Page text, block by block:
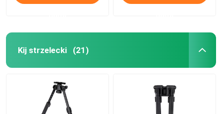
Kij strzelecki (21)